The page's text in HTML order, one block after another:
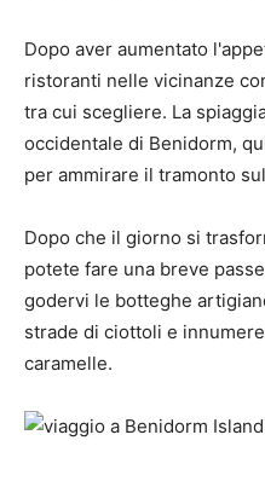
Dopo aver aumentato
ristoranti nelle vicinanze
tra cui scegliere. La
occidentale di Benidorm,
per ammirare il tramonto
Dopo che il giorno si
potete fare una breve
godervi le botteghe
strade di ciottoli e
caramelle.